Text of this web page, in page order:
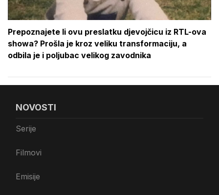
Prepoznajete li ovu preslatku djevojčicu iz RTL-ova
showa? Prošla je kroz veliku transformaciju, a
odbila je i poljubac velikog zavodnika
NOVOSTI
Serije
Filmovi
Emisije